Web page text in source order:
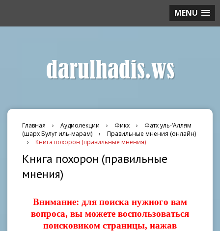
MENU
darulhadis.ws
Главная › Аудиолекции › Фикх ›
Фатх уль-‘Аллям
(шарх Булуг иль-марам)
›
Правильные мнения (онлайн)
›
Книга похорон (правильные мнения)
Книга похорон (правильные
мнения)
Внимание: для поиска нужного вам
вопроса, вы можете воспользоваться
поисковиком страницы, нажав